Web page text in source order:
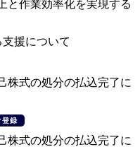
と作業効率化を実現する
援について
株式の処分の払込完了に
登録
株式の処分の払込完了に